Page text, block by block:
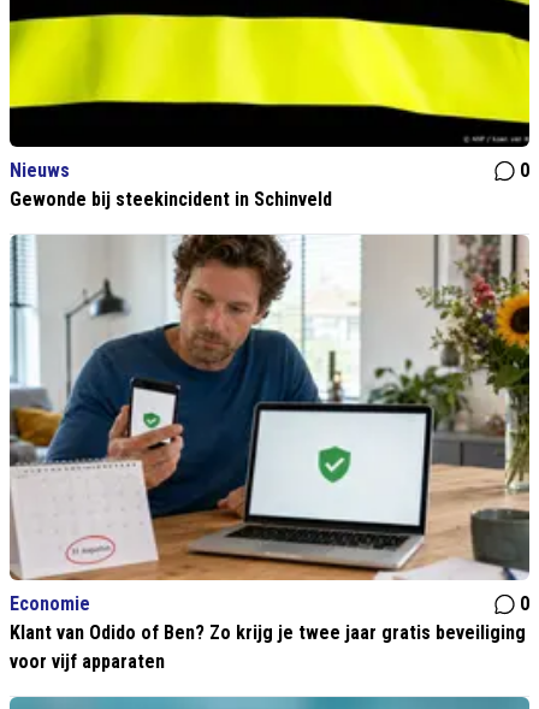
Nieuws
0
Gewonde bij steekincident in Schinveld
Economie
0
Klant van Odido of Ben? Zo krijg je twee jaar gratis beveiliging
voor vijf apparaten